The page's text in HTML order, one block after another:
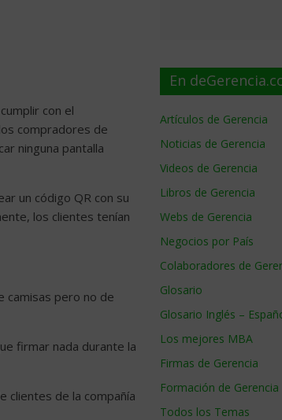
con el
compradores de
ninguna pantalla
un código QR con su
los clientes tenían
camisas pero no de
firmar nada durante la
clientes de la compañía
En
Artículos de Gerencia
Noticias de Gerencia
Videos de Gerencia
Libros de Gerencia
Webs de Gerencia
Negocios por País
Colaboradores de
Glosario
Glosario Inglés –
Los mejores MBA
Firmas de Gerencia
Formación de Gerencia
Todos los Temas